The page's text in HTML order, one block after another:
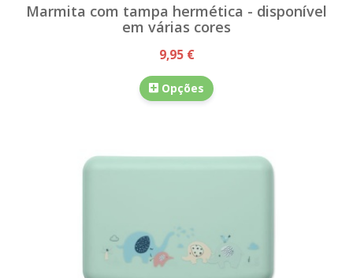
Marmita com tampa hermética - disponível
em várias cores
9,95 €
Opções